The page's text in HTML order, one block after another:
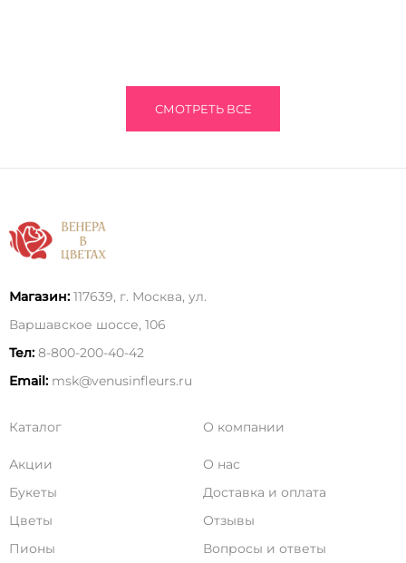
СМОТРЕТЬ ВСЕ
Магазин: 117639, г. Москва, ул.
Варшавское шоссе, 106
Тел: 8-800-200-40-42
Email: msk@venusinfleurs.ru
Каталог
Акции
Букеты
Цветы
Пионы
О компании
О нас
Доставка и оплата
Отзывы
Вопросы и ответы